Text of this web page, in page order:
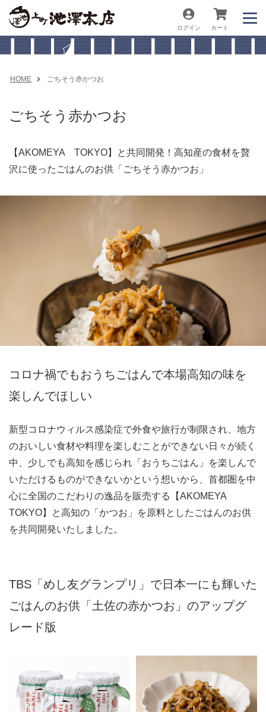
ログイン カート
HOME ごちそう赤かつお
ごちそう赤かつお
【AKOMEYA TOKYO】と共同開発！高知産の食材を贅
沢に使ったごはんのお供「ごちそう赤かつお」
コロナ禍でもおうちごはんで本場高知の味を
楽しんでほしい
新型コロナウィルス感染症で外食や旅行が制限され、地方
のおいしい食材や料理を楽しむことができない日々が続く
中、少しでも高知を感じられ「おうちごはん」を楽しんで
いただけるものができないかという想いから、首都圏を中
心に全国のこだわりの逸品を販売する【AKOMEYA
TOKYO】と高知の「かつお」を原料としたごはんのお供
を共同開発いたしました。
TBS「めし友グランプリ」で日本一にも輝いた
ごはんのお供「土佐の赤かつお」のアップグ
レード版